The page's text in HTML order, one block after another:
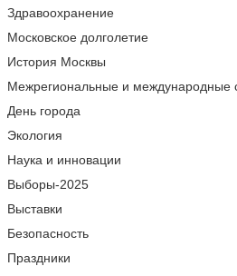
Здравоохранение
Московское долголетие
История Москвы
Межрегиональные и международные
День города
Экология
Наука и инновации
Выборы-2025
Выставки
Безопасность
Праздники